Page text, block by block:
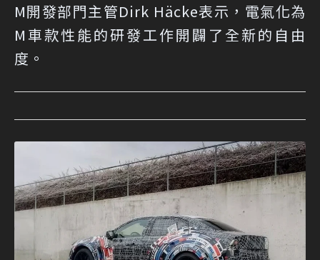
M開發部門主管Dirk Häcke表示，電氣化為
M車款性能的研發工作開闢了全新的自由
度。